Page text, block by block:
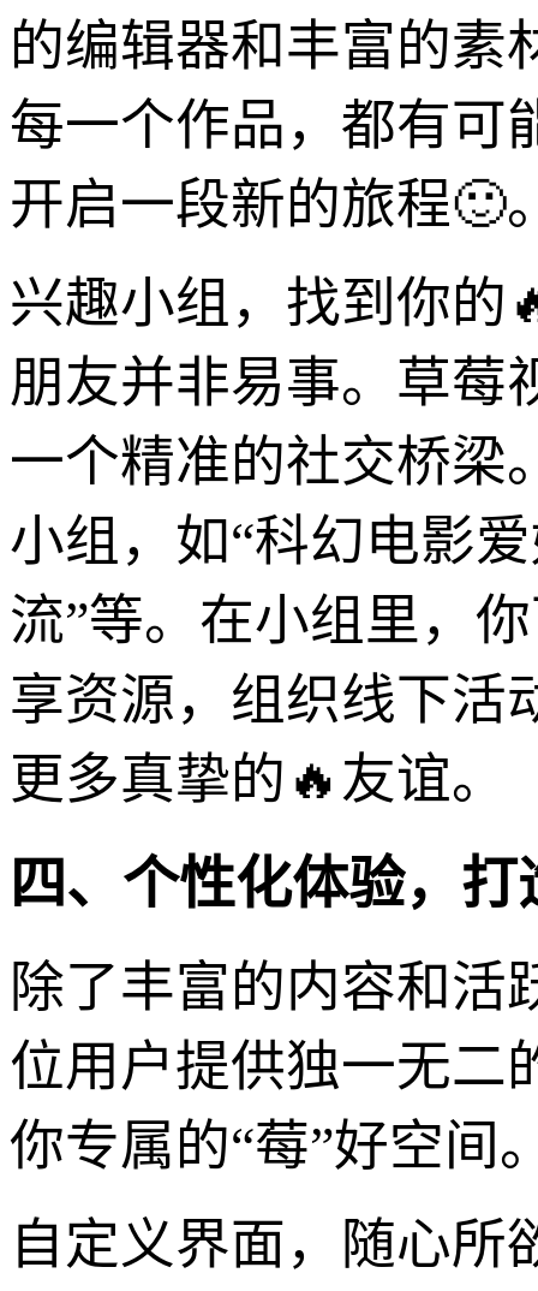
的编辑器和丰富的素
每一个作品，都有可
开启一段新的旅程🙂
兴趣小组，找到你的
朋友并非易事。草莓
一个精准的社交桥梁
小组，如“科幻电影
流”等。在小组里，
享资源，组织线下活
更多真挚的🔥友谊。
四、个性化体验，
除了丰富的内容和活
位用户提供独一无二
你专属的“莓”好空间
自定义界面，随心所